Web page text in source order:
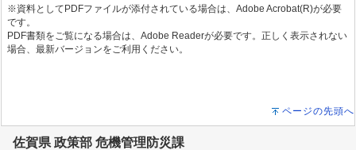
※資料としてPDFファイルが添付されている場合は、Adobe Acrobat(R)が必要
です。
PDF書類をご覧になる場合は、Adobe Readerが必要です。正しく表示されない
場合、最新バージョンをご利用ください。
ページの先頭へ
佐賀県 政策部 危機管理防災課